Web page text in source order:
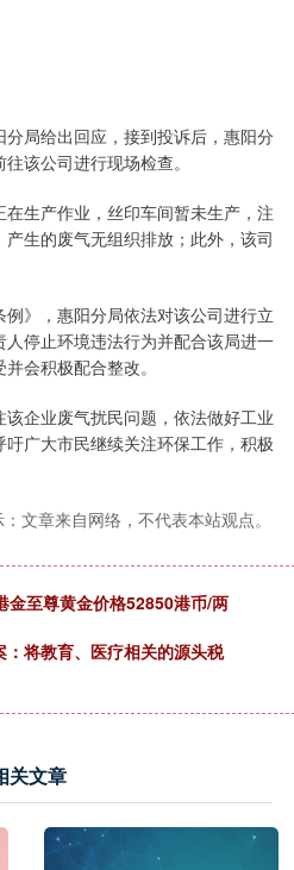
局给出回应，接到投诉后，惠阳分
该公司进行现场检查。
生产作业，丝印车间暂未生产，注
生的废气无组织排放；此外，该司
》，惠阳分局依法对该公司进行立
停止环境违法行为并配合该局进一
会积极配合整改。
企业废气扰民问题，依法做好工业
广大市民继续关注环保工作，积极
文章来自网络，不代表本站观点。
金至尊黄金价格52850港币/两
将教育、医疗相关的源头税
关文章